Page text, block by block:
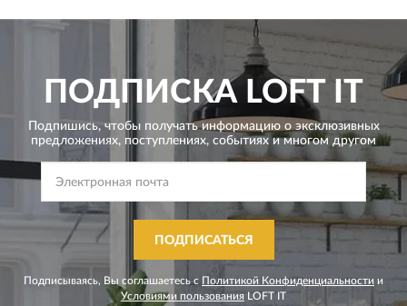
ПОДПИСКА LOFT IT
Подпишись, чтобы получать информацию о эксклюзивных
предложениях, поступлениях, событиях и многом другом
ПОДПИСАТЬСЯ
Подписываясь, Вы соглашаетесь с Политикой Конфиденциальности и
Условиями пользования LOFT IT